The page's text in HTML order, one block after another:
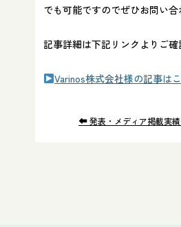
でも可能ですのでぜひお問い合
記事詳細は下記リンクよりご確
Varinos株式会社様の記事は
発表・メディア掲載実